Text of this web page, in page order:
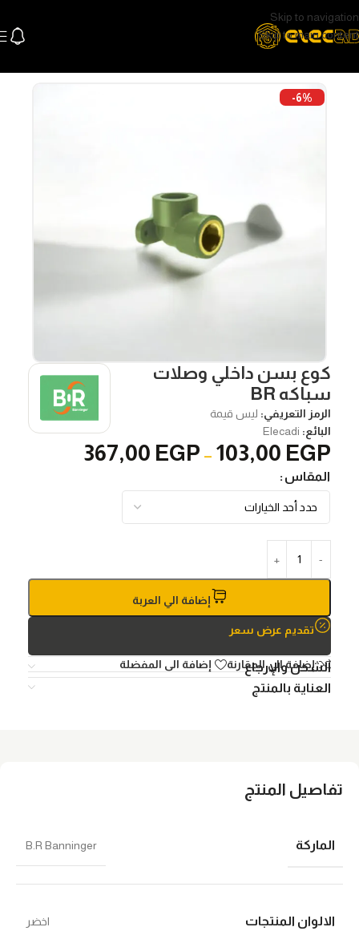
Skip to navigation
Skip to main content
-6%
كوع بسن داخلي وصلات
سباكه BR
الرمز التعريفي: ليس قيمة
البائع: Elecadi
103,00 EGP
–
367,00 EGP
المقاس
إضافة الي العربة
تقديم عرض سعر
إضافة الي المقارنة إضافة الى المفضلة
الشحن والإرجاع
العناية بالمنتج
تفاصيل المنتج
الماركة B.R Banninger
الالوان المنتجات اخضر